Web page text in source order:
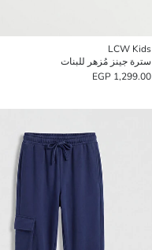
LCW Kids
سترة جينز مُزهر للبنات
1,299.00 EGP